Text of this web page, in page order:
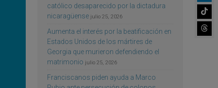
católico desaparecido por la dictadura
nicaragüense julio 25, 2026
Aumenta el interés por la beatificación en
Estados Unidos de los mártires de
Georgia que murieron defendiendo el
matrimonio julio 25, 2026
Franciscanos piden ayuda a Marco